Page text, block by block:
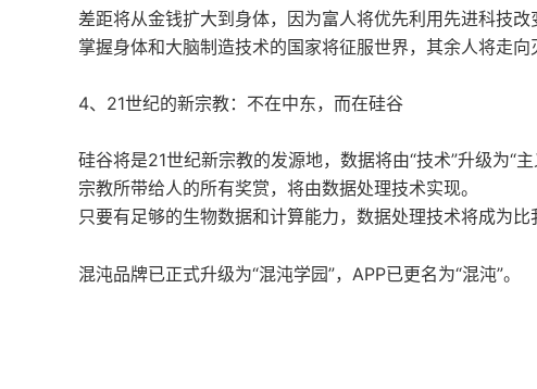
差距将从金钱扩大到身体，因为富人将优先利用先进科技改
掌握身体和大脑制造技术的国家将征服世界，其余人将走向
4、21世纪的新宗教：不在中东，而在硅谷
硅谷将是21世纪新宗教的发源地，数据将由“技术”升级为“主
宗教所带给人的所有奖赏，将由数据处理技术实现。
只要有足够的生物数据和计算能力，数据处理技术将成为比
混沌品牌已正式升级为“混沌学园”，APP已更名为“混沌”。